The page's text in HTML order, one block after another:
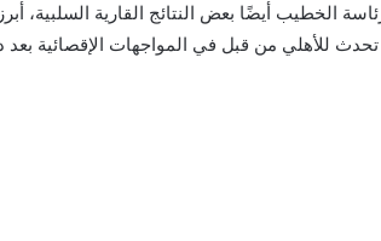
أيضًا بعض النتائج القارية السلبية،
تحدث للأهلي من قبل في المواجهات الإقصائية